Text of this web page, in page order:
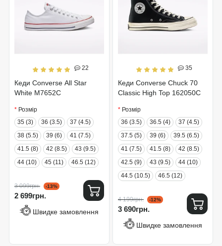
22
Кеди Converse All Star
White M7652C
Розмір
35 (3)
36 (3.5)
37 (4.5)
38 (5.5)
39 (6)
41 (7.5)
41.5 (8)
42 (8.5)
43 (9.5)
44 (10)
45 (11) 46.5 (12)
3 099грн. -13%
2 699грн.
Швидке замовлення
35
Кеди Converse Chuck 70
Classic High Top 162050C
Розмір
36 (3.5)
36.5 (4)
37 (4.5)
37.5 (5)
39 (6)
39.5 (6.5)
41 (7.5)
41.5 (8)
42 (8.5)
42.5 (9)
43 (9.5)
44 (10)
44.5 (10.5)
46.5 (12)
4 199грн. -12%
3 690грн.
Швидке замовлення